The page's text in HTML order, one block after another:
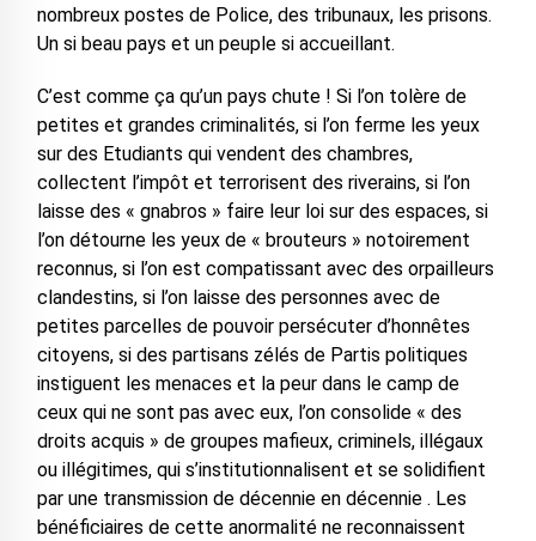
nombreux postes de Police, des tribunaux, les prisons.
Un si beau pays et un peuple si accueillant.
C’est comme ça qu’un pays chute ! Si l’on tolère de
petites et grandes criminalités, si l’on ferme les yeux
sur des Etudiants qui vendent des chambres,
collectent l’impôt et terrorisent des riverains, si l’on
laisse des « gnabros » faire leur loi sur des espaces, si
l’on détourne les yeux de « brouteurs » notoirement
reconnus, si l’on est compatissant avec des orpailleurs
clandestins, si l’on laisse des personnes avec de
petites parcelles de pouvoir persécuter d’honnêtes
citoyens, si des partisans zélés de Partis politiques
instiguent les menaces et la peur dans le camp de
ceux qui ne sont pas avec eux, l’on consolide « des
droits acquis » de groupes mafieux, criminels, illégaux
ou illégitimes, qui s’institutionnalisent et se solidifient
par une transmission de décennie en décennie . Les
bénéficiaires de cette anormalité ne reconnaissent